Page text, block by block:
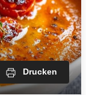
Drucken